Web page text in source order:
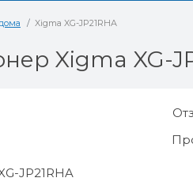
Xigma XG-JP21RHA
Xigma XG-